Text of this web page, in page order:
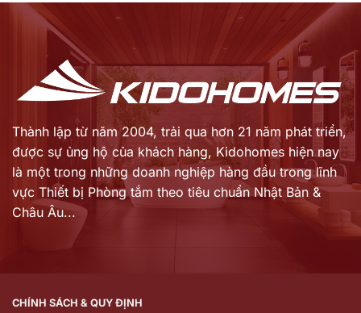
12.980.000 ₫.
10.384.000 ₫.
Thành lập từ năm 2004, trải qua hơn 21 năm phát triển,
được sự ủng hộ của khách hàng, Kidohomes hiện nay
là một trong những doanh nghiệp hàng đầu trong lĩnh
vực Thiết bị Phòng tắm theo tiêu chuẩn Nhật Bản &
Châu Âu...
CHÍNH SÁCH & QUY ĐỊNH